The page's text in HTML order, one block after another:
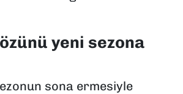
yeni sezona
sona ermesiyle